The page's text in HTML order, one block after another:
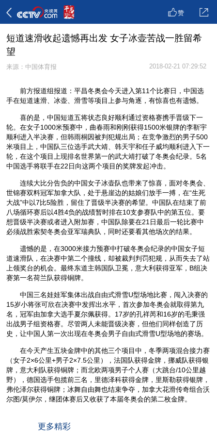
赞
短道速滑收起遗憾再出发 女子冰壶苦战一胜留希
望
来源：中国体育报 2018-02-21 07:29:52
前方报道组报道：平昌冬奥会今天进入第11个比赛日，中国选
手在短道速滑、冰壶、滑雪等项目上参与角逐，有惊喜也有遗憾。
喜的是，中国短道五将状态良好顺利通过资格赛携手晋级下一
轮。在女子1000米预赛中，曲春雨和刚刚获得1500米银牌的李靳宇
顺利进入半决赛，但韩雨桐因被判犯规出局；在竞争激烈的男子500
米项目上，中国队三位选手武大靖、韩天宇和任子威均顺利进入下一
轮，在这个项目上现排名世界第一的武大靖打破了冬奥会纪录。5名
中国选手将联手在22日向这两个项目的奖牌发起冲击。
连续大比分告负的中国女子冰壶队也带来了惊喜，面对冬奥会、
世锦赛双料冠军加拿大队，处于悬崖边的姑娘们放手一搏，在“生死
大战”中以7比5险胜，留住了晋级半决赛的希望。中国队在结束了前
八场循环赛后以4胜4负的战绩暂时排在10支参赛队中的第五位。要
想晋级半决赛或者进入附加赛，中国队除要在21日最后一轮比赛中
必须战胜索契冬奥会亚军瑞典队，同时还要看其他场次的结果。
遗憾的是，在3000米接力预赛中打破冬奥会纪录的中国女子短
道速滑队，在决赛中第二个撞线，却被裁判判罚犯规，从而失去了站
上领奖台的机会。最终东道主韩国队卫冕，意大利获得亚军，B组决
赛第一名荷兰队获得铜牌。
中国三名娃娃军集体出战自由式滑雪U型场地比赛，闯入决赛的
15岁小将张可欣在决赛中发挥出水平，首次参加冬奥会就取得第九
名，冠军由加拿大选手夏尔佩获得。17岁的孔祥芮和16岁的毛秉强
出战男子组资格赛。尽管两人未能晋级决赛，但他们同样创造了历
史，让中国人第一次出现在冬奥会男子自由式滑雪U型场地的赛场。
在今天产生五块金牌中的其他三个项目中，冬季两项混合接力赛
（女子2×6公里+男子2×7.5公里），法国队获得金牌，挪威队获得银
牌，意大利队获得铜牌；而北欧两项男子个人赛（大跳台/10公里越
野），德国选手包揽前三名，里德泽科获得金牌，里斯勒获得银牌，
弗伦泽尔获得铜牌；冰舞自由舞也结束争夺，加拿大花滑传奇组合沃
尔图/莫伊尔，继团体赛后又收获了本届冬奥会的第二枚金牌。
更多精彩